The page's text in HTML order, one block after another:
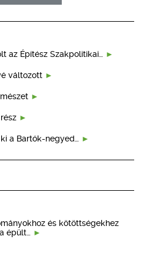
az Építész Szakpolitikai…
változott
a Bartók-negyed…
és kötöttségekhez
épült…